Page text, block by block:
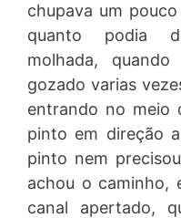
chupava um
quanto podia
molhada,
gozado varias
entrando no meio
pinto em direção
pinto nem
achou o caminho,
canal apertado,